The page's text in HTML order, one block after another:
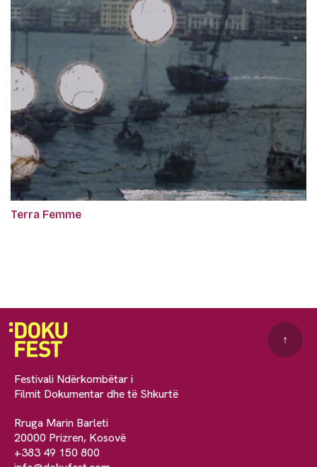
Terra Femme
Festivali Ndërkombëtar i
Filmit Dokumentar dhe të Shkurtë
Rruga Marin Barleti
20000 Prizren, Kosovë
+383 49 150 800
↑